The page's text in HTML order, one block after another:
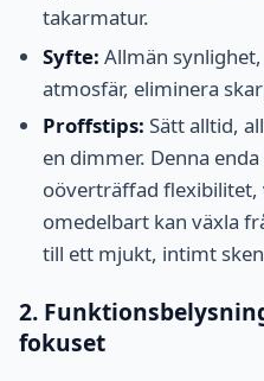
takarmatur.
Syfte: Allmän
atmosfär, eliminera
Proffstips: Sätt alltid,
en dimmer. Denna
oöverträffad flexibilitet,
omedelbart kan växla
till ett mjukt, intimt
2.
fokuset